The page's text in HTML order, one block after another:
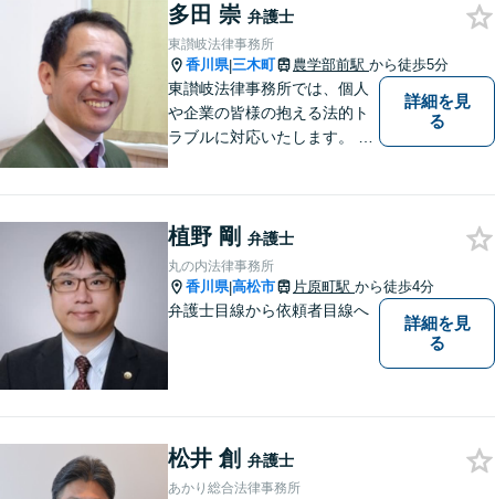
多田 崇 弁護士
東讃岐法律事務所
香川県|三木町 農学部前駅 から徒歩5分
東讃岐法律事務所では、個人
や企業の皆様の抱える法的ト
ラブルに対応いたします。 高
詳細を見
る
植野 剛 弁護士
丸の内法律事務所
香川県|高松市 片原町駅 から徒歩4分
弁護士目線から依頼者目線へ
詳細を見
る
松井 創 弁護士
あかり総合法律事務所